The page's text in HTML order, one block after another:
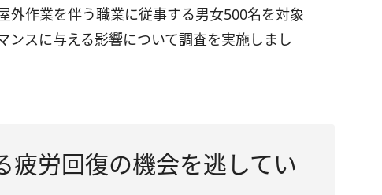
外作業を伴う職業に従事する男女500名を対象
ンスに与える影響について調査を実施しまし
疲労回復の機会を逃してい